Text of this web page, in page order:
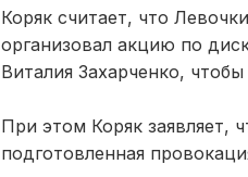
Коряк считает, что
организовал акцию по
Виталия Захарченко,
При этом Коряк заявляет,
подготовленная